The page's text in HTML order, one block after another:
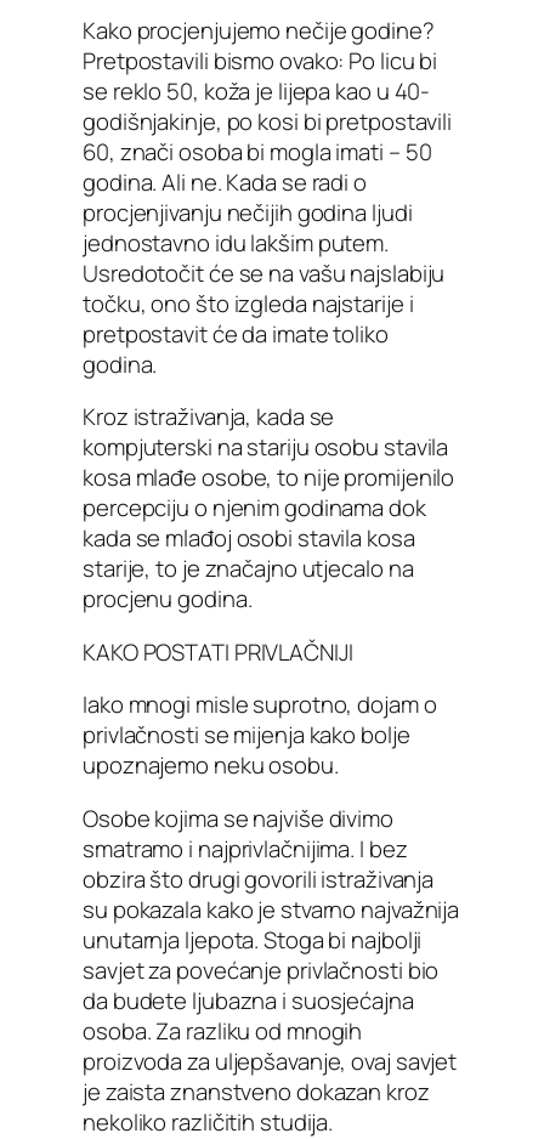
Kako procjenjujemo nečije godine?
Pretpostavili bismo ovako: Po licu bi
se reklo 50, koža je lijepa kao u 40-
godišnjakinje, po kosi bi pretpostavili
60, znači osoba bi mogla imati – 50
godina. Ali ne. Kada se radi o
procjenjivanju nečijih godina ljudi
jednostavno idu lakšim putem.
Usredotočit će se na vašu najslabiju
točku, ono što izgleda najstarije i
pretpostavit će da imate toliko
godina.
Kroz istraživanja, kada se
kompjuterski na stariju osobu stavila
kosa mlađe osobe, to nije promijenilo
percepciju o njenim godinama dok
kada se mlađoj osobi stavila kosa
starije, to je značajno utjecalo na
procjenu godina.
KAKO POSTATI PRIVLAČNIJI
Iako mnogi misle suprotno, dojam o
privlačnosti se mijenja kako bolje
upoznajemo neku osobu.
Osobe kojima se najviše divimo
smatramo i najprivlačnijima. I bez
obzira što drugi govorili istraživanja
su pokazala kako je stvarno najvažnija
unutarnja ljepota. Stoga bi najbolji
savjet za povećanje privlačnosti bio
da budete ljubazna i suosjećajna
osoba. Za razliku od mnogih
proizvoda za uljepšavanje, ovaj savjet
je zaista znanstveno dokazan kroz
nekoliko različitih studija.